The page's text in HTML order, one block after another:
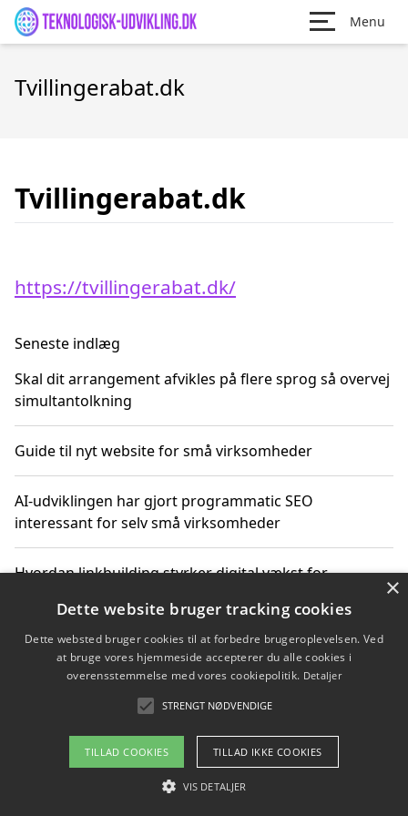
Menu
Tvillingerabat.dk
Tvillingerabat.dk
https://tvillingerabat.dk/
Seneste indlæg
Skal dit arrangement afvikles på flere sprog så overvej
simultantolkning
Guide til nyt website for små virksomheder
AI-udviklingen har gjort programmatic SEO
interessant for selv små virksomheder
Hvordan linkbuilding styrker digital vækst for
Sådan har udviklingen inden for genbrug af elektronik
ændret sig
Copyright 2026 - Pilanto Aps
Om / kontakt
×
Dette website bruger tracking cookies
Dette websted bruger cookies til at forbedre brugeroplevelsen. Ved
at bruge vores hjemmeside accepterer du alle cookies i
overensstemmelse med vores cookiepolitik. Detaljer
STRENGT NØDVENDIGE
TILLAD COOKIES TILLAD IKKE COOKIES
VIS DETALJER